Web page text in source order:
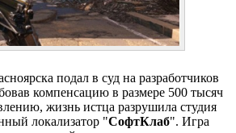
подал в суд на разработчиков
компенсацию в размере 500 тысяч
жизнь истца разрушила студия
локализатор "СофтКлаб". Игра